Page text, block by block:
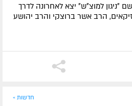
״ניגון למוצ״ש״ יצא לאחרונה לדרך
הרב אשר ברוצקי והרב יהושע
חדשות »